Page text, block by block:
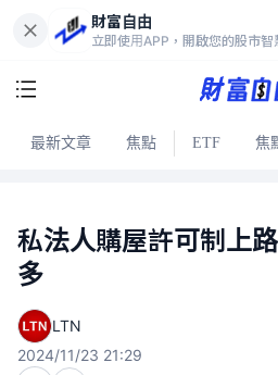
財富自由
立即使用APP，開啟您的股市智
最新文章 焦點 ETF 焦
私法人購屋許可制上
多
LTN
2024/11/23 21:29